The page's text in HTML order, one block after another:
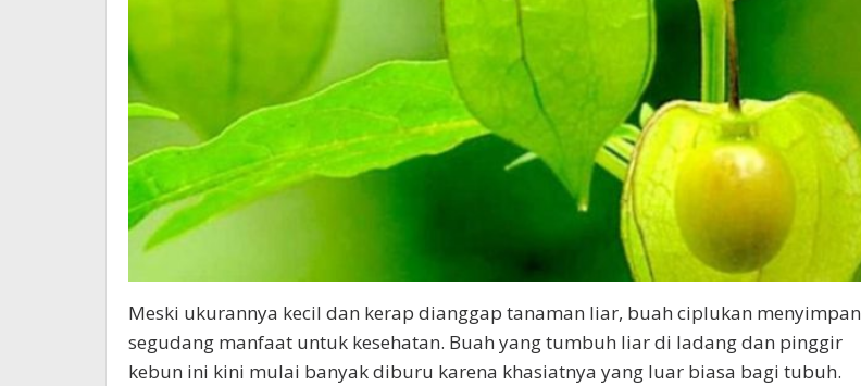
Meski ukurannya kecil dan kerap dianggap tanaman liar, buah ciplukan menyimpan
segudang manfaat untuk kesehatan. Buah yang tumbuh liar di ladang dan pinggir
kebun ini kini mulai banyak diburu karena khasiatnya yang luar biasa bagi tubuh.